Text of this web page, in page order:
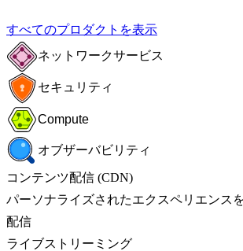
すべてのプロダクトを表示
ネットワークサービス
セキュリティ
Compute
オブザーバビリティ
コンテンツ配信 (CDN)
パーソナライズされたエクスペリエンス
配信
ライブストリーミング